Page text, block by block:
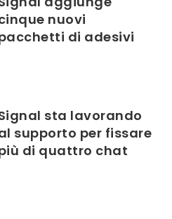
nuovi
di adesivi
sta lavorando
supporto per fissare
di quattro chat